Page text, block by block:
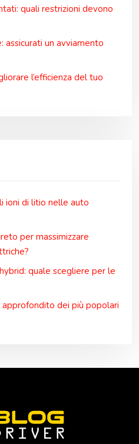
quali restrizioni devono
un avviamento
l’efficienza del tuo
ioni di litio nelle auto
per massimizzare
quale scegliere per le
dei più popolari